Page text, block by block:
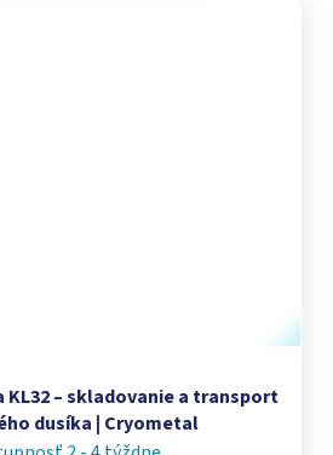
KL32 – skladovanie a transport
dusíka | Cryometal